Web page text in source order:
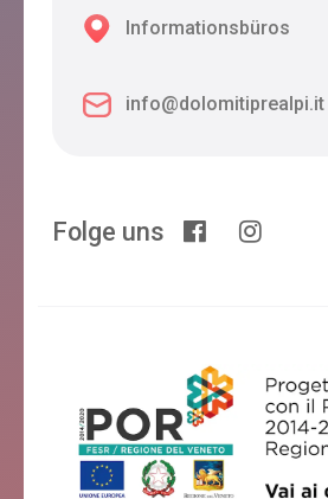
Informationsbüros
info@dolomitiprealpi.it
Folge uns